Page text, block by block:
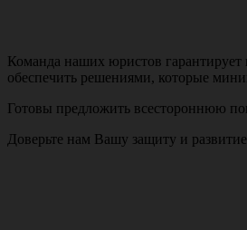
Команда наших юристов гарантирует
обеспечить решениями, которые
Готовы предложить всестороннюю
Доверьте нам Вашу защиту и